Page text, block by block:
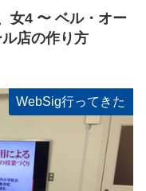
女4 〜 ベル・オー
店の作り方
WebSig行ってきた